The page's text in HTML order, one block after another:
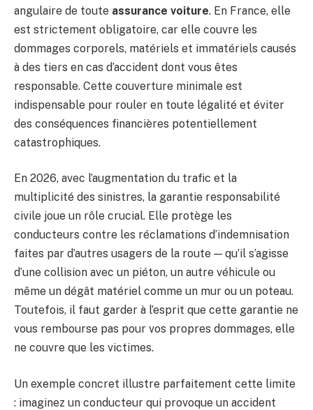
angulaire de toute assurance voiture. En France, elle
est strictement obligatoire, car elle couvre les
dommages corporels, matériels et immatériels causés
à des tiers en cas d’accident dont vous êtes
responsable. Cette couverture minimale est
indispensable pour rouler en toute légalité et éviter
des conséquences financières potentiellement
catastrophiques.
En 2026, avec l’augmentation du trafic et la
multiplicité des sinistres, la garantie responsabilité
civile joue un rôle crucial. Elle protège les
conducteurs contre les réclamations d’indemnisation
faites par d’autres usagers de la route — qu’il s’agisse
d’une collision avec un piéton, un autre véhicule ou
même un dégât matériel comme un mur ou un poteau.
Toutefois, il faut garder à l’esprit que cette garantie ne
vous rembourse pas pour vos propres dommages, elle
ne couvre que les victimes.
Un exemple concret illustre parfaitement cette limite
: imaginez un conducteur qui provoque un accident